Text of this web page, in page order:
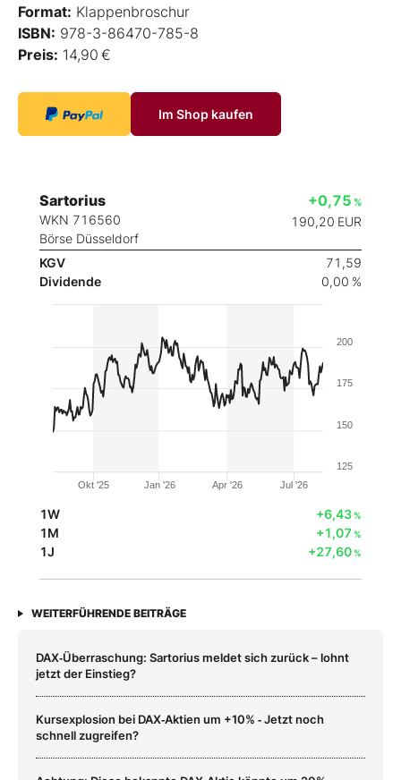
Format: Klappenbroschur
ISBN: 978-3-86470-785-8
Preis: 14,90 €
Im Shop kaufen
Sartorius
WKN 716560
Börse Düsseldorf
+0,75 %
190,20 EUR
KGV
71,59
Dividende
0,00 %
Okt '25 Jan '26 Apr '26 Jul '26
125
150
175
200
1W +6,43%
1M +1,07 %
1J +27,60%
WEITERFÜHRENDE BEITRÄGE
DAX‑Überraschung: Sartorius meldet sich zurück – lohnt
jetzt der Einstieg?
Kursexplosion bei DAX‑Aktien um +10% ‑ Jetzt noch
schnell zugreifen?